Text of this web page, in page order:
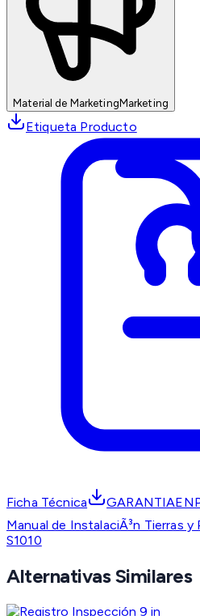
Material de MarketingMarketing
Etiqueta Producto
Ficha Técnica
Manual de InstalaciÃ³n Tierras y
S1010
Alternativas Similares